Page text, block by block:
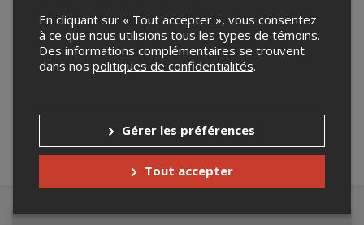
Merci de confirmer que vous n'êtes pas un
En cliquant sur « Tout accepter », vous consentez
à ce que nous utilisions tous les types de témoins.
Des informations complémentaires se trouvent
dans nos politiques de confidentialités.
Gérer les préférences
Tout accepter